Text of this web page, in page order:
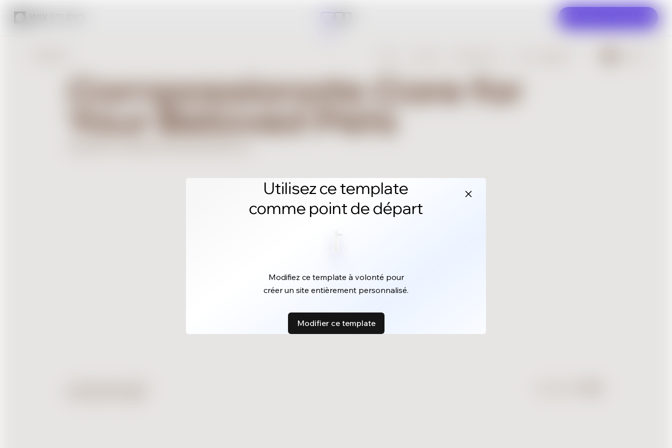
Utilisez ce template
comme point de départ
Modifiez ce template à volonté pour
créer un site entièrement personnalisé.
Modifier ce template